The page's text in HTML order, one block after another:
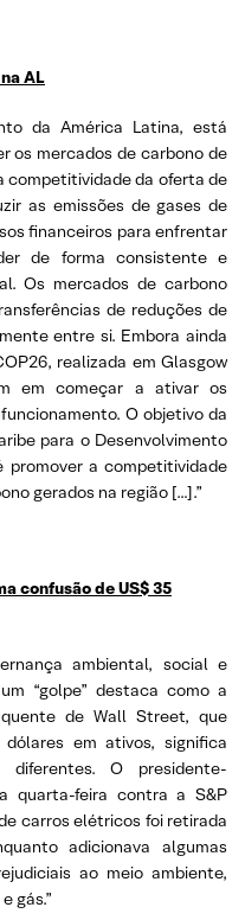
AL
da América Latina, está
os mercados de carbono de
competitividade da oferta de
as emissões de gases de
financeiros para enfrentar
de forma consistente e
Os mercados de carbono
de reduções de
entre si. Embora ainda
realizada em Glasgow
em começar a ativar os
O objetivo da
para o Desenvolvimento
promover a competitividade
gerados na região […].”
confusão de US$ 35
ambiental, social e
“golpe” destaca como a
de Wall Street, que
em ativos, significa
diferentes. O presidente-
quarta-feira contra a S&P
carros elétricos foi retirada
adicionava algumas
ao meio ambiente,
gás.”